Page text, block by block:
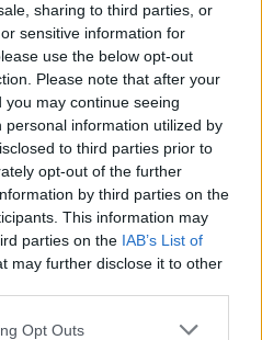
sharing to third parties, or
sensitive information for
use the below opt-out
Please note that after your
may continue seeing
information utilized by
to third parties prior to
opt-out of the further
by third parties on the
This information may
parties on the IAB’s List of
may further disclose it to other
Opt Outs
a su vez, un
viaje realizado por
como fin volver a
es un tema muy
lo seremos. Lo
con Senegal, con
la dignidad de las
la reunión con el
ministra ha aclarado
dichos vuelos,
ilegales que
pasan por Malí y
de este país.
que ambos